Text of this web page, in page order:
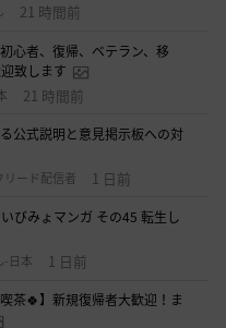
21 時間前
心者、復帰、ベテラン、移
致します
21 時間前
公式説明と意見掲示板への対
ード配信者 1 日前
びみょマンガ その45 転生し
-日本 1 日前
喫茶🍀】新規復帰者大歓迎！ま